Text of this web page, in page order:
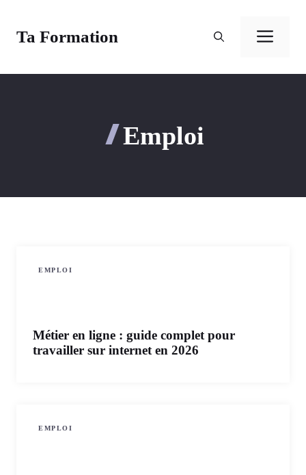
contenuTa Formation
Emploi
EMPLOI
Métier en ligne : guide complet pour
travailler sur internet en 2026
EMPLOI